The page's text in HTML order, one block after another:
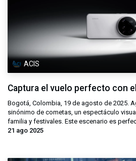
ACIS
Captura el vuelo perfecto con
Bogotá, Colombia, 19 de agosto de 2025.
sinónimo de cometas, un espectáculo
familia y festivales. Este escenario es
21 ago 2025